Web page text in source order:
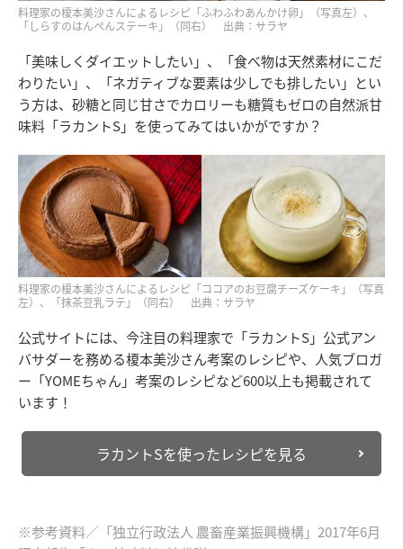
料理家の榎本美沙さんによるレシピ「ふわふわあんかけ卵」（写真左）、
「しらすのはんぺんステーキ」（同右） 出典：サラヤ
「美味しくダイエットしたい」、「食べ物は天然素材にこだ
わりたい」、「ネガティブな要素は少しでも排したい」とい
う方は、砂糖と同じ甘さでカロリーも糖質もゼロの自然派甘
味料「ラカントS」を使ってみてはいかがですか？
料理家の榎本美沙さんによるレシピ「ココアのお豆腐チーズケーキ」（写真
左）、「抹茶豆乳ラテ」（同右） 出典：サラヤ
公式サイトには、今注目の料理家で「ラカントS」公式アン
バサダーを務める榎本美沙さん考案のレシピや、人気ブロガ
ー「YOMEちゃん」考案のレシピなど600以上も掲載されて
います！
ラカントSを使ったレシピを見る
※参考資料／「独立行政法人 農畜産業振興機構」2017年6月